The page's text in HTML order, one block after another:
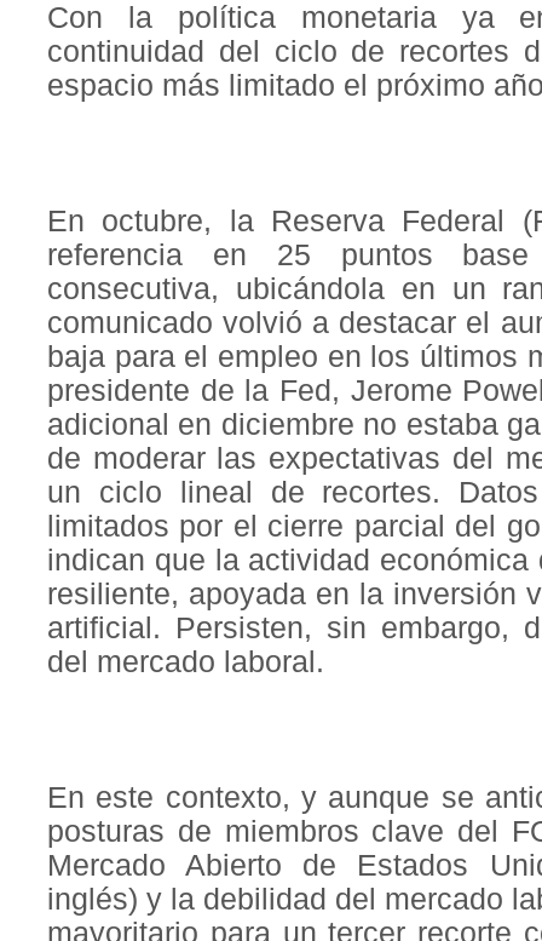
Con la política monetaria ya
continuidad del ciclo de recortes
espacio más limitado el próximo
En octubre, la Reserva Federal
referencia en 25 puntos
consecutiva, ubicándola en un
comunicado volvió a destacar el
baja para el empleo en los últimos
presidente de la Fed, Jerome
adicional en diciembre no estaba
de moderar las expectativas del
un ciclo lineal de recortes.
limitados por el cierre parcial del
indican que la actividad
resiliente, apoyada en la inversión
artificial. Persisten, sin embargo,
del mercado laboral.
En este contexto, y aunque se
posturas de miembros clave del
Mercado Abierto de Estados
inglés) y la debilidad del mercado
mayoritario para un tercer recorte